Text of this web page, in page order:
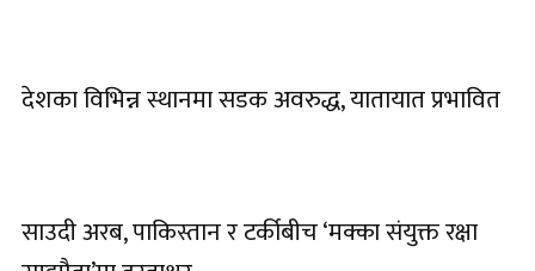
देशका विभिन्न स्थानमा सडक अवरुद्ध, यातायात प्रभावित
साउदी अरब, पाकिस्तान र टर्कीबीच ‘मक्का संयुक्त रक्षा